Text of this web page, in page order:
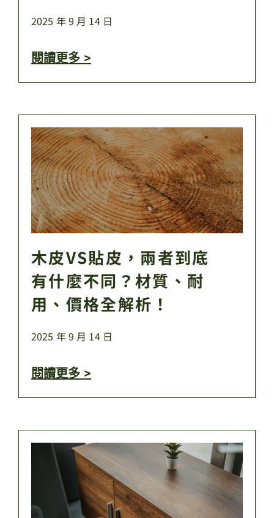
2025 年 9 月 14 日
閱讀更多 >
木皮VS貼皮，兩者到底
有什麼不同？材質、耐
用、價格全解析！
2025 年 9 月 14 日
閱讀更多 >